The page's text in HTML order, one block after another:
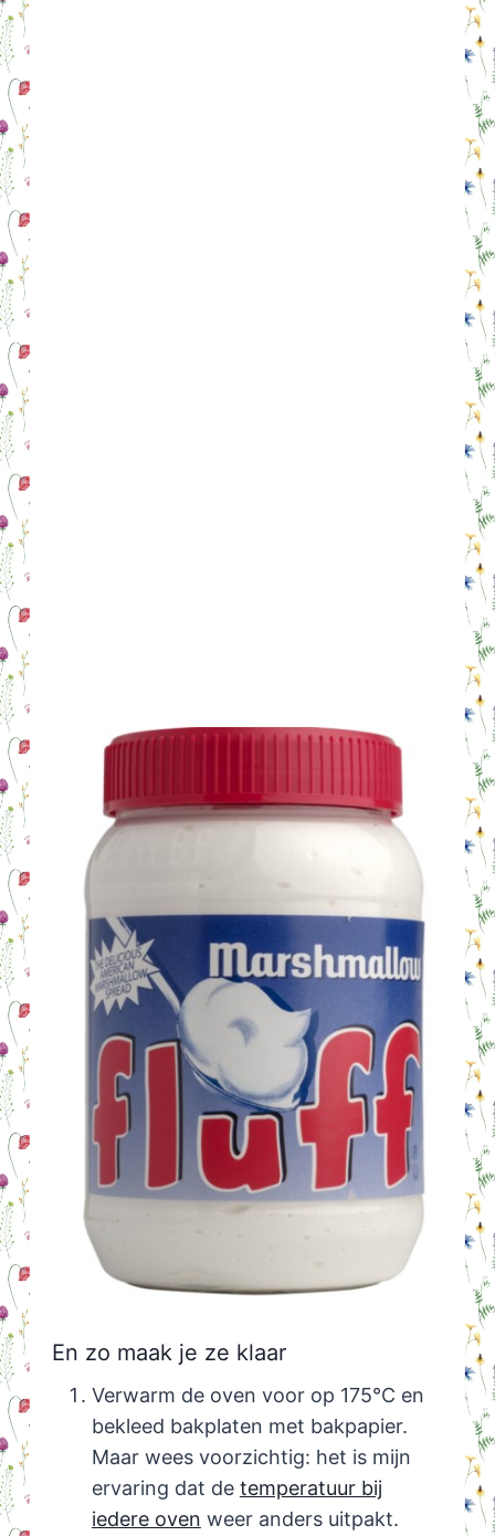
En zo maak je ze klaar
Verwarm de oven voor op 175°C en
bekleed bakplaten met bakpapier.
Maar wees voorzichtig: het is mijn
ervaring dat de temperatuur bij
iedere oven weer anders uitpakt.